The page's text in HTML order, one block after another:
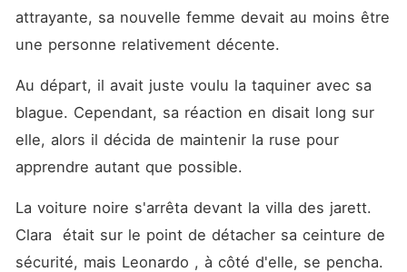
attrayante, sa nouvelle femme devait au moins être
une personne relativement décente.
Au départ, il avait juste voulu la taquiner avec sa
blague. Cependant, sa réaction en disait long sur
elle, alors il décida de maintenir la ruse pour
apprendre autant que possible.
La voiture noire s'arrêta devant la villa des jarett.
Clara  était sur le point de détacher sa ceinture de
sécurité, mais Leonardo , à côté d'elle, se pencha.